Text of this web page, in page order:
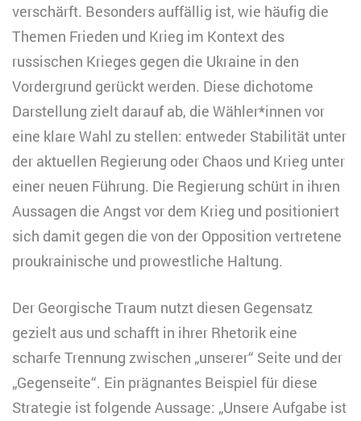
verschärft. Besonders auffällig ist, wie häufig die
Themen Frieden und Krieg im Kontext des
russischen Krieges gegen die Ukraine in den
Vordergrund gerückt werden. Diese dichotome
Darstellung zielt darauf ab, die Wähler*innen vor
eine klare Wahl zu stellen: entweder Stabilität unter
der aktuellen Regierung oder Chaos und Krieg unter
einer neuen Führung. Die Regierung schürt in ihren
Aussagen die Angst vor dem Krieg und positioniert
sich damit gegen die von der Opposition vertretene
proukrainische und prowestliche Haltung.
Der Georgische Traum nutzt diesen Gegensatz
gezielt aus und schafft in ihrer Rhetorik eine
scharfe Trennung zwischen „unserer“ Seite und der
„Gegenseite“. Ein prägnantes Beispiel für diese
Strategie ist folgende Aussage: „Unsere Aufgabe ist